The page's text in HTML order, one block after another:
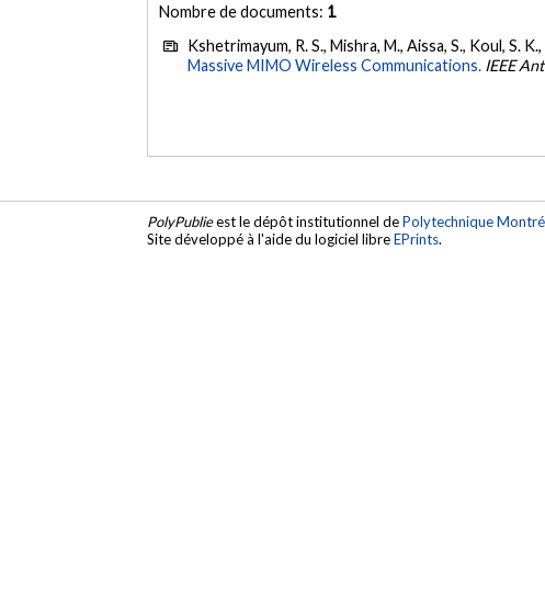
Nombre de documents: 1
Kshetrimayum, R. S., Mishra, M., Aissa, S., Koul, S.
Massive MIMO Wireless Communications. IEEE
PolyPublieest le dépôt institutionnel dePolytechnique
Site développé à l'aide du logiciel libreEPrints.